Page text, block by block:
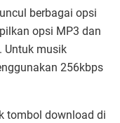
berbagai opsi
opsi MP3 dan
Untuk musik
256kbps
tombol download di